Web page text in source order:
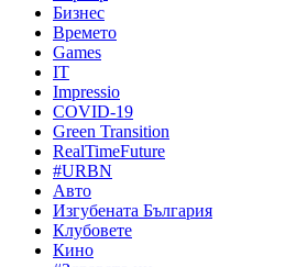
Бизнес
Времето
Games
IT
Impressio
COVID-19
Green Transition
RealTimeFuture
#URBN
Авто
Изгубената България
Клубовете
Кино